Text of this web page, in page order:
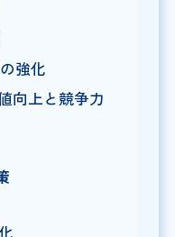
強化
向上と競争力